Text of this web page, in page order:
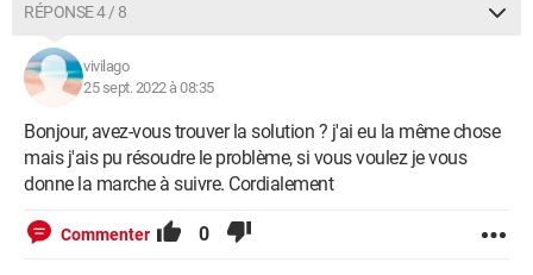
RÉPONSE 4 / 8
vivilago
25 sept. 2022 à 08:35
Bonjour, avez-vous trouver la solution ? j'ai eu la même chose
mais j'ais pu résoudre le problème, si vous voulez je vous
donne la marche à suivre. Cordialement
Commenter 0